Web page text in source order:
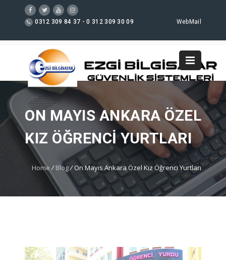
0312 309 84 37 - 0 312 309 30 09 WebMail
ON MAYIS ANKARA ÖZEL
KIZ ÖĞRENCI YURTLARI
Home / Blog/ On Mayıs Ankara Özel Kız Öğrenci Yurtları